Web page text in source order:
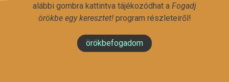
alábbi gombra kattintva tájékozódhat a Fogadj
örökbe egy keresztet!program részleteiről!
örökbefogadom